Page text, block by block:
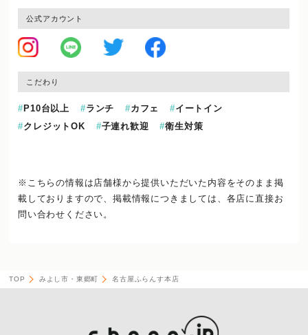
公式アカウント
こだわり
P10台以上 ランチ カフェ
イートイン
クレジットOK
子連れ歓迎 衛生対策
※こちらの情報は店舗様から提供いただいた内容をそのまま掲
載しておりますので、掲載情報につきましては、各店に直接お
問い合わせください。
TOP みよし市・東郷町 名古屋ふらんす本店